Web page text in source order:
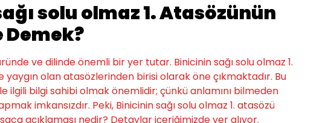
solu olmaz 1. Atasözünün
Demek?
ve dilinde önemli bir yer tutar. Binicinin sağı solu olmaz 1.
olan atasözlerinden birisi olarak öne çıkmaktadır. Bu
ilgili bilgi sahibi olmak önemlidir; çünkü anlamını bilmeden
imkansızdır. Peki, Binicinin sağı solu olmaz 1. atasözü
açıklaması nedir? Detaylar içeriğimizde yer alıyor.